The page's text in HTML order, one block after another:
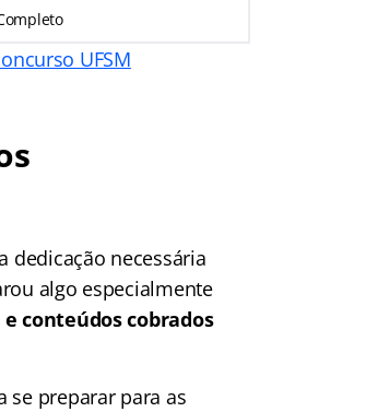
UFSM
dedicação necessária
algo especialmente
conteúdos cobrados
se preparar para as